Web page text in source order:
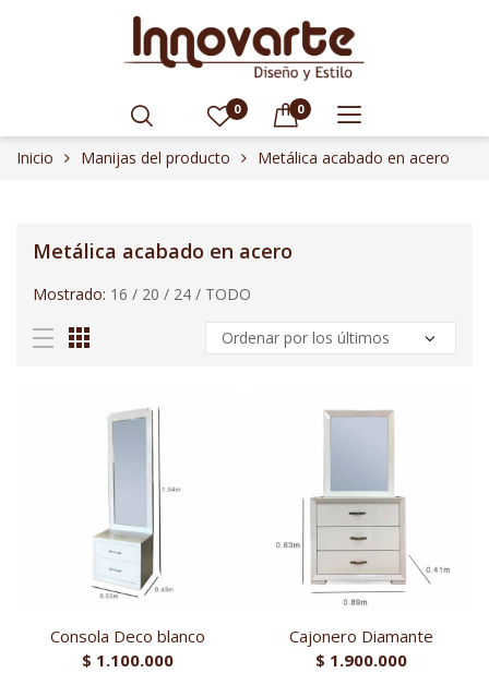
0 0
Inicio Manijas del producto Metálica acabado en acero
Metálica acabado en acero
Mostrado: 16 / 20 / 24 / TODO
Consola Deco blanco
$ 1.100.000
Cajonero Diamante
$ 1.900.000